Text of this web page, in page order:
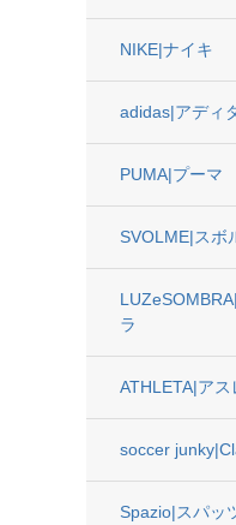
NIKE|ナイキ
adidas|アディ
PUMA|プーマ
SVOLME|スボ
ラ
ATHLETA|アス
soccer
Spazio|スパッ